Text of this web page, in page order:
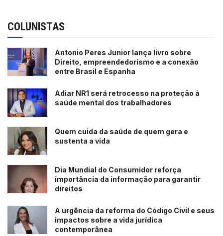
COLUNISTAS
Antonio Peres Junior lança livro sobre
Direito, empreendedorismo e a conexão
entre Brasil e Espanha
Adiar NR1 será retrocesso na proteção à
saúde mental dos trabalhadores
Quem cuida da saúde de quem gera e
sustenta a vida
Dia Mundial do Consumidor reforça
importância da informação para garantir
direitos
A urgência da reforma do Código Civil e seus
impactos sobre a vida jurídica
contemporânea